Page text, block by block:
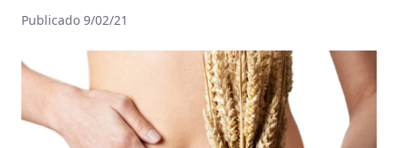
Publicado 9/02/21